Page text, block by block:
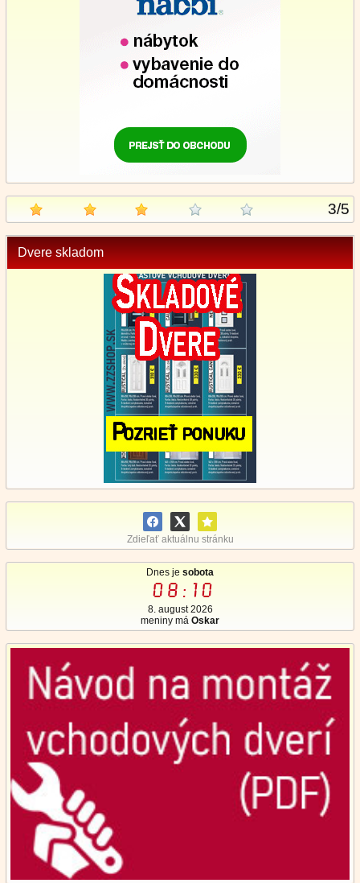
3/5
Dvere skladom
Zdieľať aktuálnu stránku
Dnes je sobota
08:10
8. august 2026
meniny má Oskar